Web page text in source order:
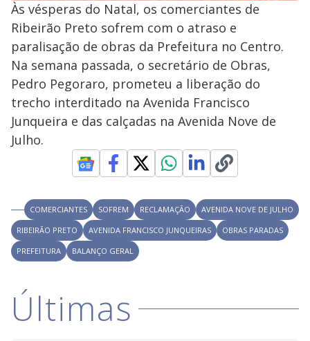
Às vésperas do Natal, os comerciantes de
Ribeirão Preto sofrem com o atraso e
paralisação de obras da Prefeitura no Centro.
Na semana passada, o secretário de Obras,
Pedro Pegoraro, prometeu a liberação do
trecho interditado na Avenida Francisco
Junqueira e das calçadas na Avenida Nove de
Julho.
COMERCIANTES SOFREM RECLAMAÇÃO
AVENIDA NOVE DE JULHO
RIBEIRÃO PRETO
AVENIDA FRANCISCO JUNQUEIRAS
OBRAS PARADAS
PREFEITURA
BALANÇO GERAL
Últimas